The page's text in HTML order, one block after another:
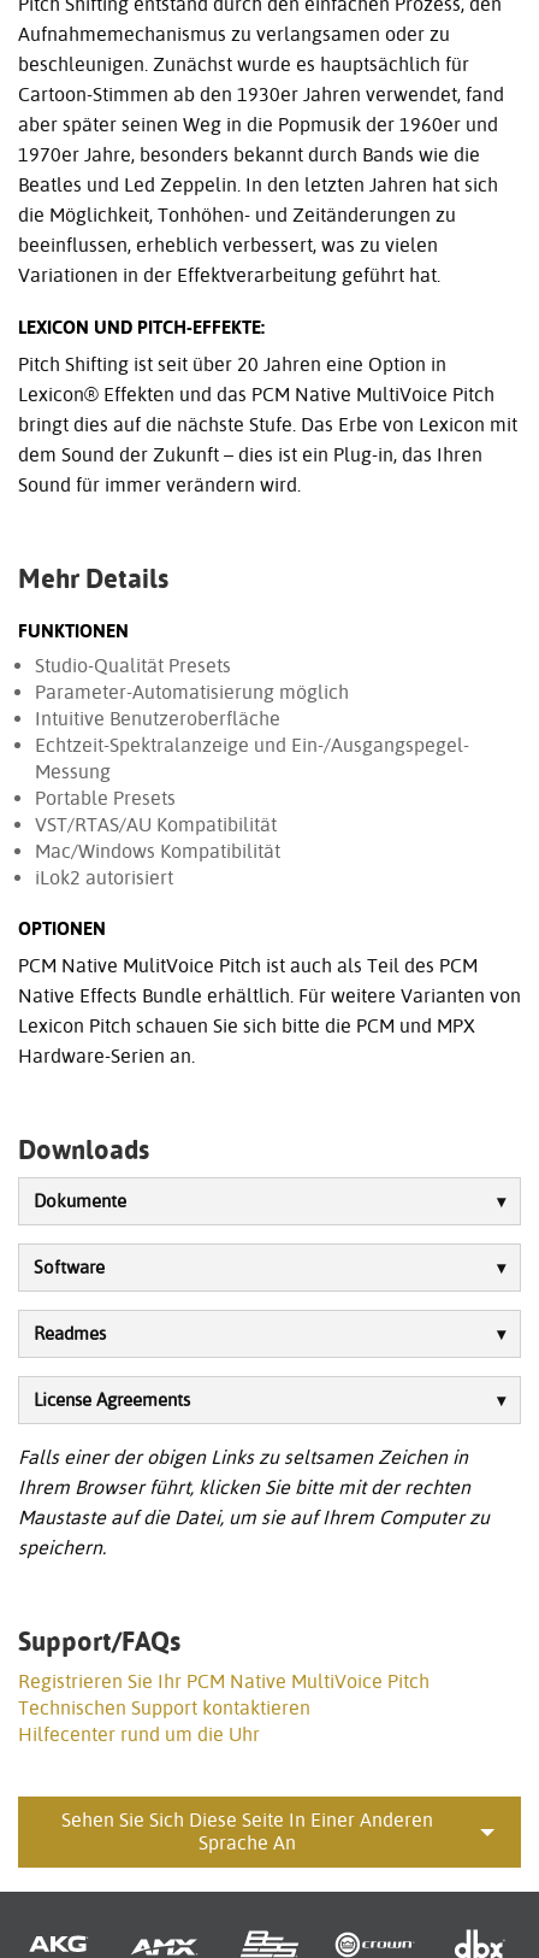
Aufnahmemechanismus zu verlangsamen oder zu
beschleunigen. Zunächst wurde es hauptsächlich für
Cartoon-Stimmen ab den 1930er Jahren verwendet, fand
aber später seinen Weg in die Popmusik der 1960er und
1970er Jahre, besonders bekannt durch Bands wie die
Beatles und Led Zeppelin. In den letzten Jahren hat sich
die Möglichkeit, Tonhöhen- und Zeitänderungen zu
beeinflussen, erheblich verbessert, was zu vielen
Variationen in der Effektverarbeitung geführt hat.
LEXICON UND PITCH-EFFEKTE:
Pitch Shifting ist seit über 20 Jahren eine Option in
Lexicon® Effekten und das PCM Native MultiVoice Pitch
bringt dies auf die nächste Stufe. Das Erbe von Lexicon mit
dem Sound der Zukunft – dies ist ein Plug-in, das Ihren
Sound für immer verändern wird.
Mehr Details
FUNKTIONEN
Studio-Qualität Presets
Parameter-Automatisierung möglich
Intuitive Benutzeroberfläche
Echtzeit-Spektralanzeige und Ein-/Ausgangspegel-
Messung
Portable Presets
VST/RTAS/AU Kompatibilität
Mac/Windows Kompatibilität
iLok2 autorisiert
OPTIONEN
PCM Native MulitVoice Pitch ist auch als Teil des PCM
Native Effects Bundle erhältlich. Für weitere Varianten von
Lexicon Pitch schauen Sie sich bitte die PCM und MPX
Hardware-Serien an.
Downloads
Dokumente
Software
Readmes
License Agreements
Falls einer der obigen Links zu seltsamen Zeichen in
Ihrem Browser führt, klicken Sie bitte mit der rechten
Maustaste auf die Datei, um sie auf Ihrem Computer zu
speichern.
Support/FAQs
Registrieren Sie Ihr PCM Native MultiVoice Pitch
Technischen Support kontaktieren
Hilfecenter rund um die Uhr
Sehen Sie Sich Diese Seite In Einer Anderen
Sprache An